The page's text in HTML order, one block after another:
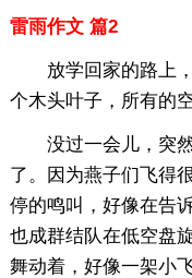
雷雨作文 篇2
放学回家的路上，
个木头叶子，所有的
没过一会儿，突然
了。因为燕子们飞得
停的鸣叫，好像在告
也成群结队在低空盘
舞动着，好像一架小飞